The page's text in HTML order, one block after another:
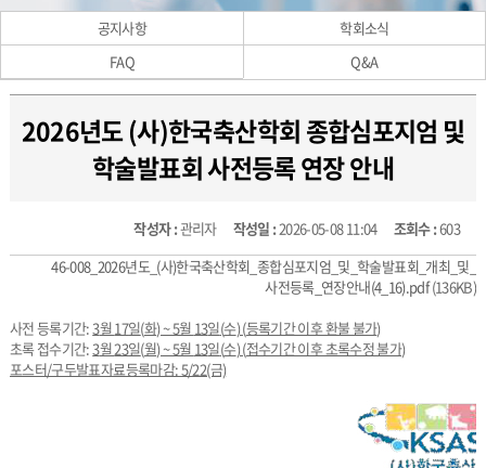
공지사항
학회소식
FAQ
Q&A
2026년도 (사)한국축산학회 종합심포지엄 및
학술발표회 사전등록 연장 안내
작성자 :관리자 작성일 :2026-05-08 11:04 조회수 :603
46-008_2026년도_(사)한국축산학회_종합심포지엄_및_학술발표회_개최_및_
사전등록_연장안내(4_16).pdf(136KB)
사전 등록기간:3월17일(화) ~ 5월 13일(수) (등록기간 이후 환불 불가)
초록 접수기간:3월23일(월) ~ 5월 13일(수) (접수기간 이후 초록수정 불가)
포스터/구두발표자료등록마감: 5/22(금)